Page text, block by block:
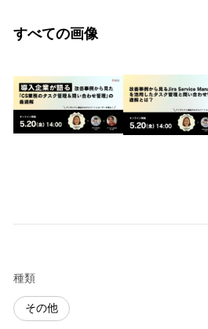
すべての画像
種類
その他